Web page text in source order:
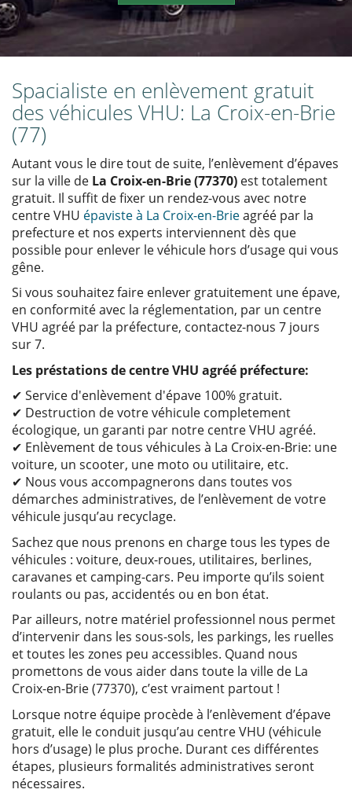
Spacialiste en enlèvement gratuit
des véhicules VHU: La Croix-en-Brie
(77)
Autant vous le dire tout de suite, l’enlèvement d’épaves
sur la ville de La Croix-en-Brie (77370) est totalement
gratuit. Il suffit de fixer un rendez-vous avec notre
centre VHU épaviste à La Croix-en-Brieagréé par la
prefecture et nos experts interviennent dès que
possible pour enlever le véhicule hors d’usage qui vous
gêne.
Si vous souhaitez faire enlever gratuitement une épave,
en conformité avec la réglementation, par un centre
VHU agréé par la préfecture, contactez-nous 7 jours
sur 7.
Les préstations de centre VHU agréé préfecture:
✔ Service d'enlèvement d'épave 100% gratuit.
✔ Destruction de votre véhicule completement
écologique, un garanti par notre centre VHU agréé.
✔ Enlèvement de tous véhicules à La Croix-en-Brie: une
voiture, un scooter, une moto ou utilitaire, etc.
✔ Nous vous accompagnerons dans toutes vos
démarches administratives, de l’enlèvement de votre
véhicule jusqu’au recyclage.
Sachez que nous prenons en charge tous les types de
véhicules : voiture, deux-roues, utilitaires, berlines,
caravanes et camping-cars. Peu importe qu’ils soient
roulants ou pas, accidentés ou en bon état.
Par ailleurs, notre matériel professionnel nous permet
d’intervenir dans les sous-sols, les parkings, les ruelles
et toutes les zones peu accessibles. Quand nous
promettons de vous aider dans toute la ville de La
Croix-en-Brie (77370), c’est vraiment partout !
Lorsque notre équipe procède à l’enlèvement d’épave
gratuit, elle le conduit jusqu’au centre VHU (véhicule
hors d’usage) le plus proche. Durant ces différentes
étapes, plusieurs formalités administratives seront
nécessaires.